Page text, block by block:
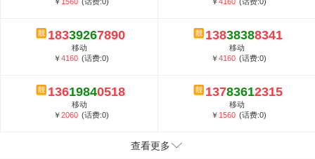
18339267890
移动
￥4160 (话费:0)
13838388341
移动
￥4160 (话费:0)
13619840518
移动
￥2060 (话费:0)
13783612315
移动
￥ 1560 (话费:0)
查看更多